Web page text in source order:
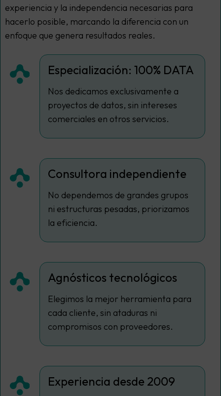
experiencia y la independencia necesarias para
hacerlo posible, marcando la diferencia con un
enfoque que genera resultados reales.
Especialización: 100% DATA
Nos dedicamos exclusivamente a
proyectos de datos, sin intereses
comerciales en otros servicios.
Consultora independiente
No dependemos de grandes grupos
ni estructuras pesadas, priorizamos
la eficiencia.
Agnósticos tecnológicos
Elegimos la mejor herramienta para
cada cliente, sin ataduras ni
compromisos con proveedores.
Experiencia desde 2009